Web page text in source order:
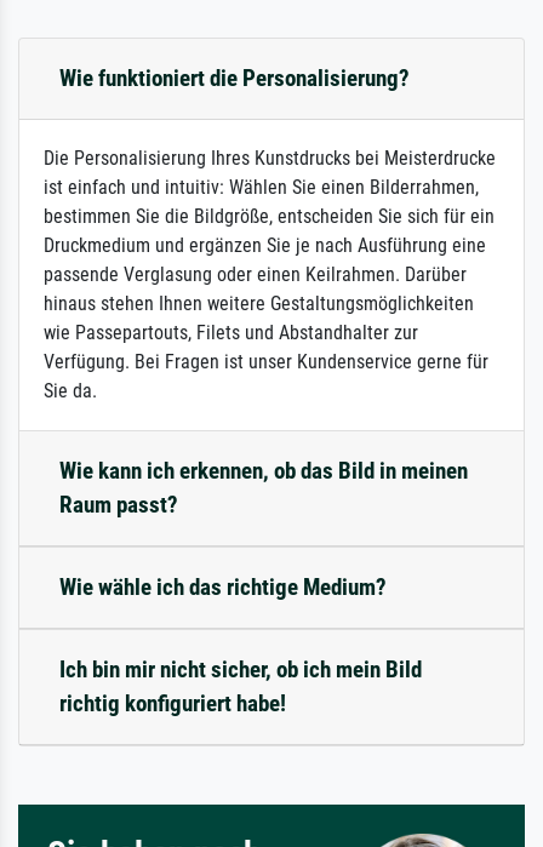
Wie funktioniert die Personalisierung?
Die Personalisierung Ihres Kunstdrucks bei Meisterdrucke
ist einfach und intuitiv: Wählen Sie einen Bilderrahmen,
bestimmen Sie die Bildgröße, entscheiden Sie sich für ein
Druckmedium und ergänzen Sie je nach Ausführung eine
passende Verglasung oder einen Keilrahmen. Darüber
hinaus stehen Ihnen weitere Gestaltungsmöglichkeiten
wie Passepartouts, Filets und Abstandhalter zur
Verfügung. Bei Fragen ist unser Kundenservice gerne für
Sie da.
Wie kann ich erkennen, ob das Bild in meinen
Raum passt?
Wie wähle ich das richtige Medium?
Ich bin mir nicht sicher, ob ich mein Bild
richtig konfiguriert habe!